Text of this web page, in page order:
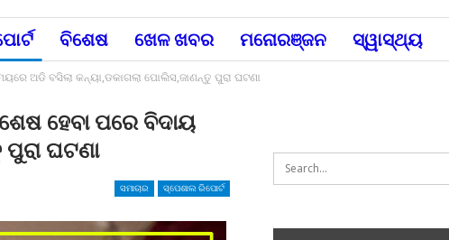
ବିଶେଷ ଖେଳ ଖବର ମନୋରଞ୍ଜନ ସ୍ୱାସ୍ଥ୍ୟ
ଅଡି ବସିଲା କନ୍ୟା,ଡକାଗଲା ପୋଲିସ,ଜାଣନ୍ତୁ ପୁରା ଘଟଣା
ହେବା ପରେ ବିଦାୟ
ଘଟଣା
ସମାଚାର ସ୍ପେଶାଲ ରିପୋର୍ଟ